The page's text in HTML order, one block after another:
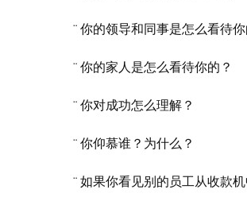
¨ 你的领导和同事是怎么看待你
¨ 你的家人是怎么看待你的？
¨ 你对成功怎么理解？
¨ 你仰慕谁？为什么？
¨ 如果你看见别的员工从收款